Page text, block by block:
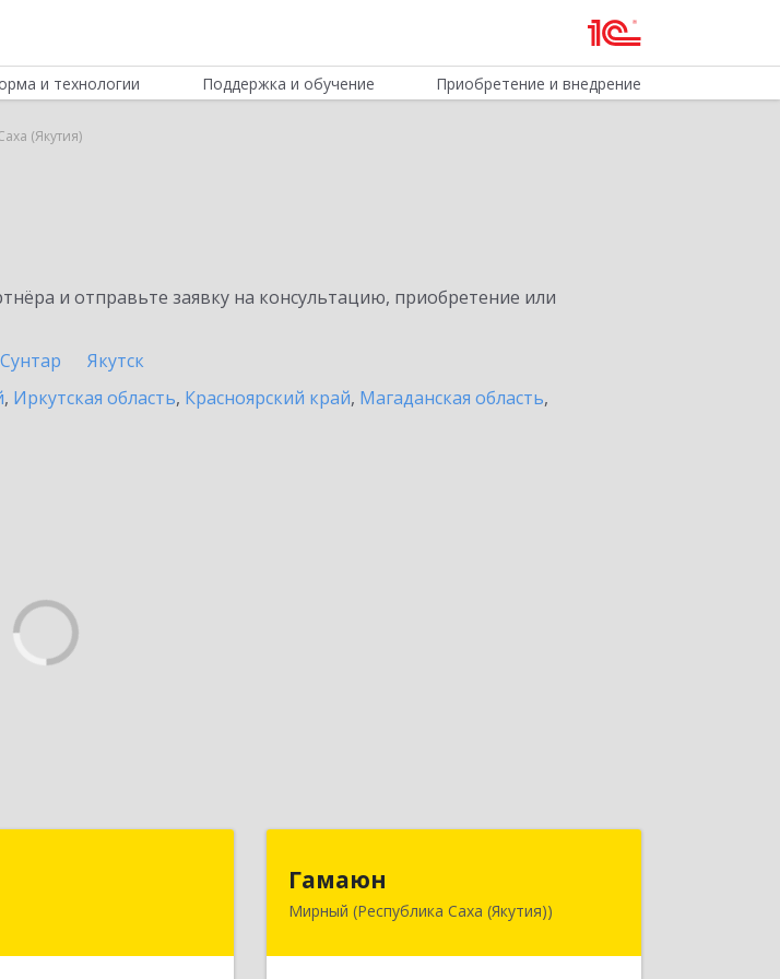
и технологии Поддержка и обучение Приобретение и внедрение
(Якутия)
и отправьте заявку на консультацию, приобретение или
Сунтар
Якутск
, Иркутская область, Красноярский край, Магаданская область,
/Якутия/ Респ, Якутск г,
Гамаюн
Мирный (Республика Саха (Якутия))
678170, Саха /Якутия/ Респ,